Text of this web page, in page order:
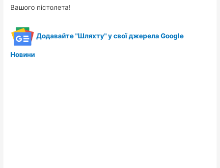
Вашого пістолета!
Додавайте "Шляхту" у свої джерела Google
Новини